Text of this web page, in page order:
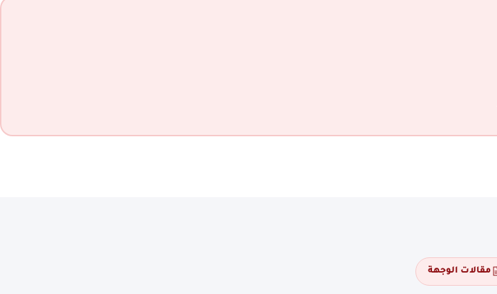
مقالات الوجهة